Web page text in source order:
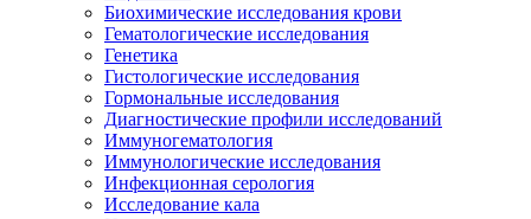
Биохимические исследования крови
Гематологические исследования
Генетика
Гистологические исследования
Гормональные исследования
Диагностические профили исследований
Иммуногематология
Иммунологические исследования
Инфекционная серология
Исследование кала